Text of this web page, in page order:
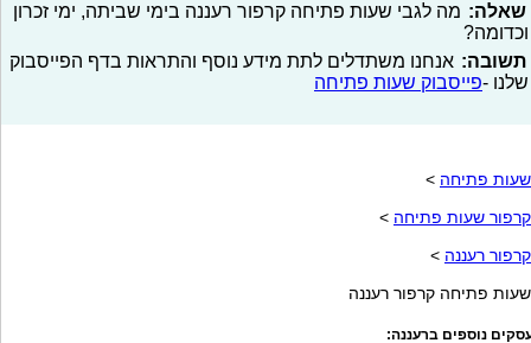
שאלה: מה לגבי שעות פתיחה קרפור רעננה בימי שביתה, ימי זכרון
וכדומה?
תשובה: אנחנו משתדלים לתת מידע נוסף והתראות בדף הפייסבוק
שלנו -פייסבוק שעות פתיחה
שעות פתיחה >
קרפור שעות פתיחה >
קרפור רעננה >
שעות פתיחה קרפור רעננה
נוספים ברעננה: